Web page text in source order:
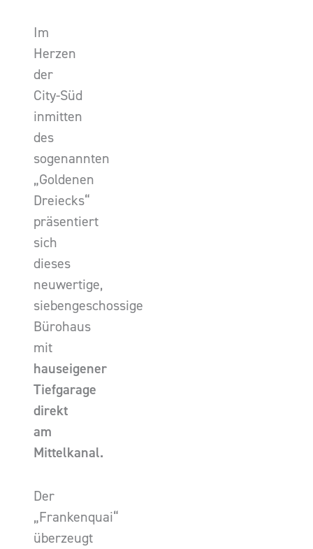
Im
Herzen
der
City-Süd
inmitten
des
sogenannten
„Goldenen
Dreiecks“
präsentiert
sich
dieses
neuwertige,
siebengeschossige
Bürohaus
mit
hauseigener
Tiefgarage
direkt
am
Mittelkanal.
Der
„Frankenquai“
überzeugt